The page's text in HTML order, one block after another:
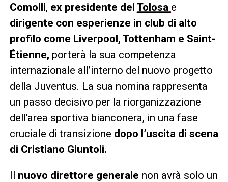
Comolli, ex presidente del Tolosa e
dirigente con esperienze in club di alto
profilo come Liverpool, Tottenham e Saint-
Étienne, porterà la sua competenza
internazionale all’interno del nuovo progetto
della Juventus. La sua nomina rappresenta
un passo decisivo per la riorganizzazione
dell’area sportiva bianconera, in una fase
cruciale di transizione dopo l’uscita di scena
di Cristiano Giuntoli.
Il nuovo direttore generale non avrà solo un